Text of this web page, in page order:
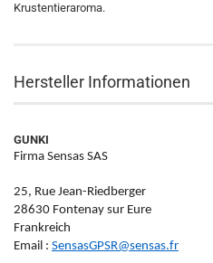
Krustentieraroma.
Hersteller Informationen
GUNKI
Firma Sensas SAS
25, Rue Jean-Riedberger
28630 Fontenay sur Eure
Frankreich
Email : SensasGPSR@sensas.fr